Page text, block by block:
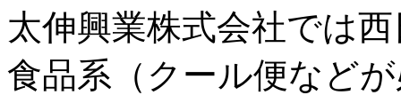
太伸興業株式会社では
食品系（クール便など